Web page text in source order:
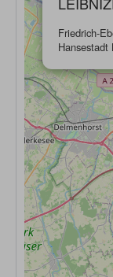
Friedrich-
Hansestadt